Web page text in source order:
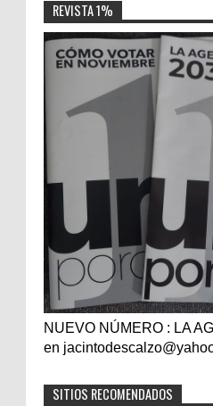
REVISTA 1%
NUEVO NÚMERO : LA
en
SITIOS RECOMENDADOS